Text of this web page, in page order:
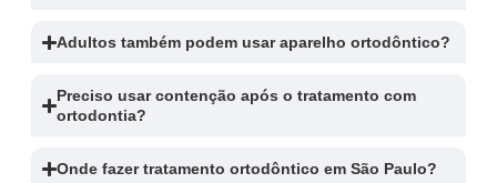
Adultos também podem usar aparelho ortodôntico?
Preciso usar contenção após o tratamento com
ortodontia?
Onde fazer tratamento ortodôntico em São Paulo?